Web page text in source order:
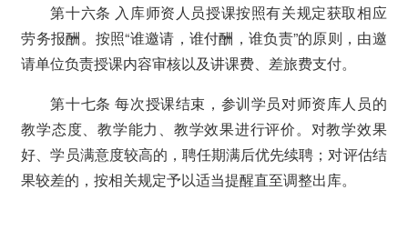
第十六条 入库师资人员授课按照有关规定获取相应
劳务报酬。按照“谁邀请，谁付酬，谁负责”的原则，由邀
请单位负责授课内容审核以及讲课费、差旅费支付。
第十七条 每次授课结束，参训学员对师资库人员的
教学态度、教学能力、教学效果进行评价。对教学效果
好、学员满意度较高的，聘任期满后优先续聘；对评估结
果较差的，按相关规定予以适当提醒直至调整出库。